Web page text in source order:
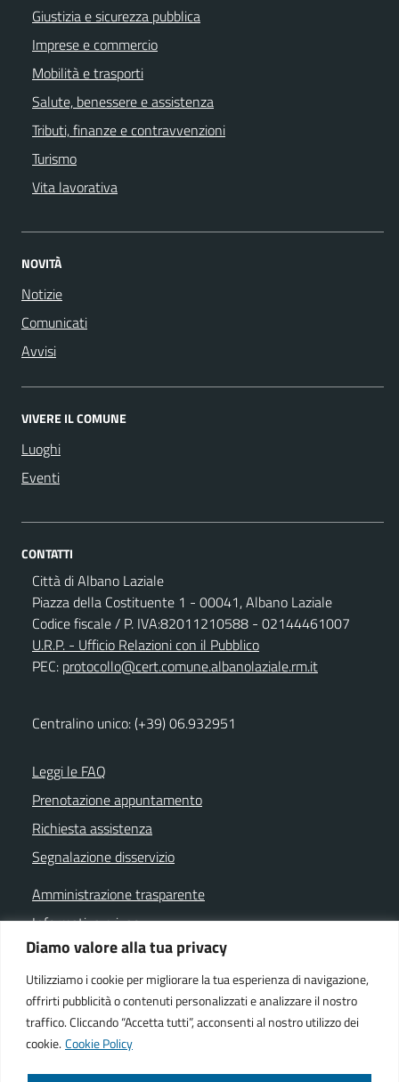
Diamo valore alla tua privacy
Utilizziamo i cookie per migliorare la tua esperienza di navigazione,
offrirti pubblicità o contenuti personalizzati e analizzare il nostro
traffico. Cliccando “Accetta tutti”, acconsenti al nostro utilizzo dei
cookie. Cookie Policy
Giustizia e sicurezza pubblica
Imprese e commercio
Mobilità e trasporti
Salute, benessere e assistenza
Tributi, finanze e contravvenzioni
Turismo
Vita lavorativa
NOVITÀ
Notizie
Comunicati
Avvisi
VIVERE IL COMUNE
Luoghi
Eventi
CONTATTI
Città di Albano Laziale
Piazza della Costituente 1 - 00041, Albano Laziale
Codice fiscale / P. IVA:82011210588 - 02144461007
U.R.P. - Ufficio Relazioni con il Pubblico
PEC: protocollo@cert.comune.albanolaziale.rm.it
Centralino unico: (+39) 06.932951
Leggi le FAQ
Prenotazione appuntamento
Richiesta assistenza
Segnalazione disservizio
Amministrazione trasparente
Informativa privacy
Note legali
Dichiarazione di accessibilità
Cookie policy